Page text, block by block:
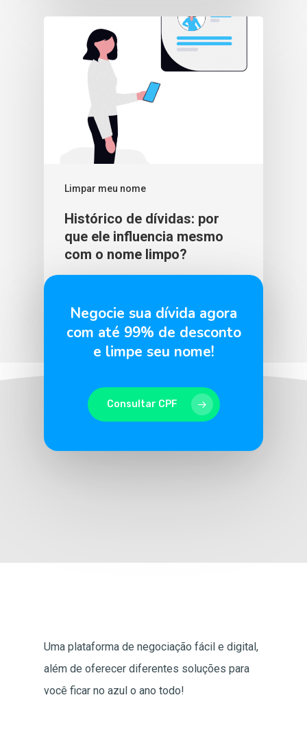
Limpar meu nome
Histórico de dívidas: por
que ele influencia mesmo
com o nome limpo?
Negocie sua dívida agora
com até 99% de desconto
e limpe seu nome!
Consultar CPF
Uma plataforma de negociação fácil e digital,
além de oferecer diferentes soluções para
você ficar no azul o ano todo!